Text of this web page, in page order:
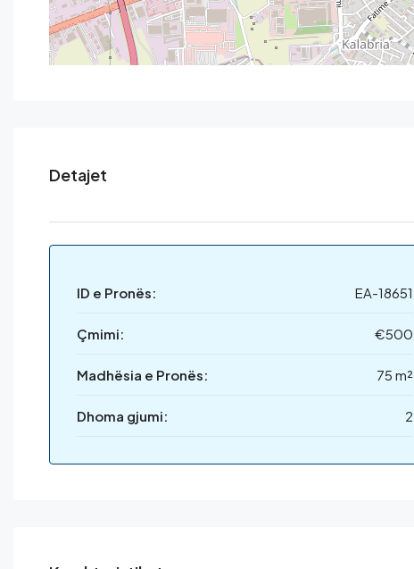
Detajet
ID e Pronës: EA-18651
Çmimi: €500
Madhësia e Pronës: 75 m²
Dhoma gjumi: 2